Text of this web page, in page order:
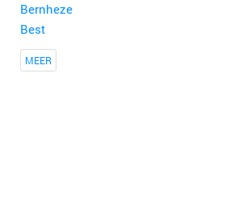
Bernheze
Best
MEER